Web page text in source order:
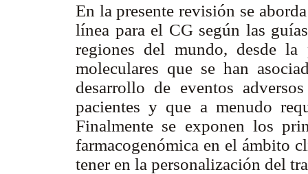
En la presente revisión se
línea para el CG según las
regiones del mundo, desde
moleculares que se han
desarrollo de eventos
pacientes y que a menudo
Finalmente se exponen los
farmacogenómica en el ámbito
tener en la personalización del